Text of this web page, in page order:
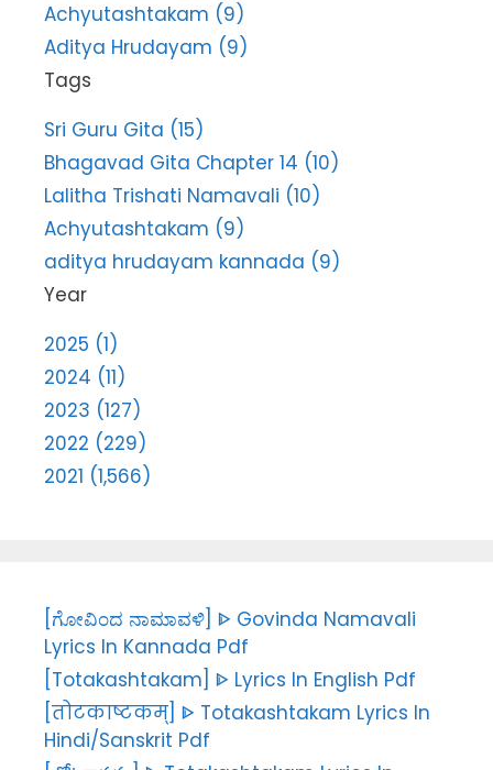
Achyutashtakam (9)
Aditya Hrudayam (9)
Tags
Sri Guru Gita (15)
Bhagavad Gita Chapter 14 (10)
Lalitha Trishati Namavali (10)
Achyutashtakam (9)
aditya hrudayam kannada (9)
Year
2025 (1)
2024 (11)
2023 (127)
2022 (229)
2021 (1,566)
[ಗೋವಿಂದ ನಾಮಾವಳಿ] ᐈ Govinda Namavali
Lyrics In Kannada Pdf
[Totakashtakam] ᐈ Lyrics In English Pdf
[तोटकाष्टकम्] ᐈ Totakashtakam Lyrics In
Hindi/Sanskrit Pdf